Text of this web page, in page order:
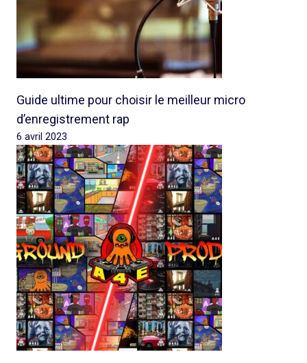
Guide ultime pour choisir le meilleur micro
d’enregistrement rap
6 avril 2023